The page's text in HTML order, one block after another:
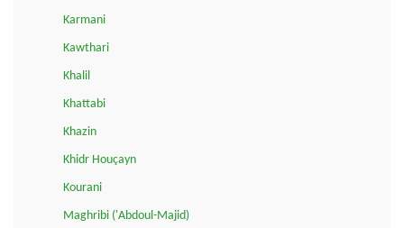
Karmani
Kawthari
Khalil
Khattabi
Khazin
Khidr Houçayn
Kourani
Maghribi ('Abdoul-Majid)